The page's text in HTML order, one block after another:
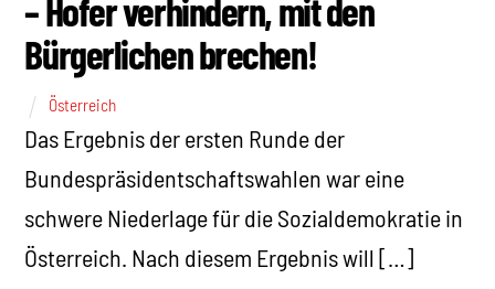
– Hofer verhindern, mit den
Bürgerlichen brechen!
Österreich
Das Ergebnis der ersten Runde der
Bundespräsidentschaftswahlen war eine
schwere Niederlage für die Sozialdemokratie in
Österreich. Nach diesem Ergebnis will […]